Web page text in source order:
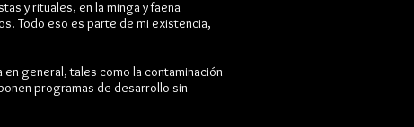
y rituales, en la minga y faena
Todo eso es parte de mi existencia,
general, tales como la contaminación
programas de desarrollo sin